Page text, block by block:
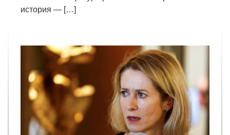
история — […]